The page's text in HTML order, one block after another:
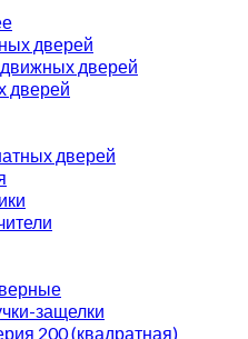
дверей
дверей
дверей
дверей
защелки
200 (квадратная)